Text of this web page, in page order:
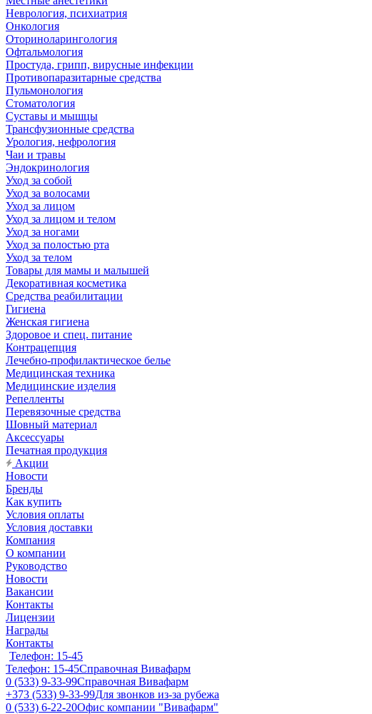
Неврология, психиатрия
Онкология
Оториноларингология
Офтальмология
Простуда, грипп, вирусные инфекции
Противопаразитарные средства
Пульмонология
Стоматология
Суставы и мышцы
Трансфузионные средства
Урология, нефрология
Чаи и травы
Эндокринология
Уход за собой
Уход за волосами
Уход за лицом
Уход за лицом и телом
Уход за ногами
Уход за полостью рта
Уход за телом
Товары для мамы и малышей
Декоративная косметика
Средства реабилитации
Гигиена
Женская гигиена
Здоровое и спец. питание
Контрацепция
Лечебно-профилактическое белье
Медицинская техника
Медицинские изделия
Репелленты
Перевязочные средства
Шовный материал
Аксессуары
Печатная продукция
Акции
Новости
Бренды
Как купить
Условия оплаты
Условия доставки
Компания
О компании
Руководство
Новости
Вакансии
Контакты
Лицензии
Награды
Контакты
Телефон: 15-45
Телефон: 15-45Справочная Вивафарм
0 (533) 9-33-99Справочная Вивафарм
+373 (533) 9-33-99Для звонков из-за рубежа
0 (533) 6-22-20Офис компании "Вивафарм"